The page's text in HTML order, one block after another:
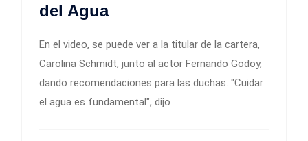
del Agua
En el video, se puede ver a la titular de la cartera,
Carolina Schmidt, junto al actor Fernando Godoy,
dando recomendaciones para las duchas. "Cuidar
el agua es fundamental", dijo